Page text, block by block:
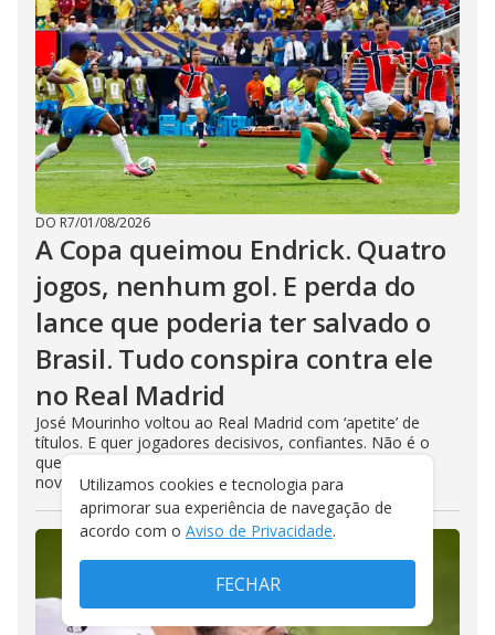
DO R7/01/08/2026
A Copa queimou Endrick. Quatro
jogos, nenhum gol. E perda do
lance que poderia ter salvado o
Brasil. Tudo conspira contra ele
no Real Madrid
José Mourinho voltou ao Real Madrid com ‘apetite’ de
títulos. E quer jogadores decisivos, confiantes. Não é o
que vê em Endrick. Brasileiro perto de ser emprestado
novamenteUtilizamos cookies e tecnologia para
aprimorar sua experiência de navegação de
acordo com o Aviso de Privacidade.
FECHAR